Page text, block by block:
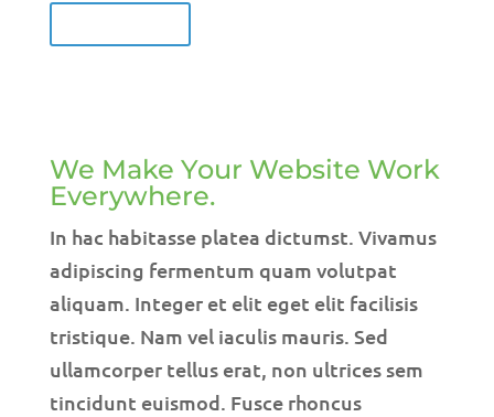
We Make Your Website Work
Everywhere.
In hac habitasse platea dictumst. Vivamus
adipiscing fermentum quam volutpat
aliquam. Integer et elit eget elit facilisis
tristique. Nam vel iaculis mauris. Sed
ullamcorper tellus erat, non ultrices sem
tincidunt euismod. Fusce rhoncus